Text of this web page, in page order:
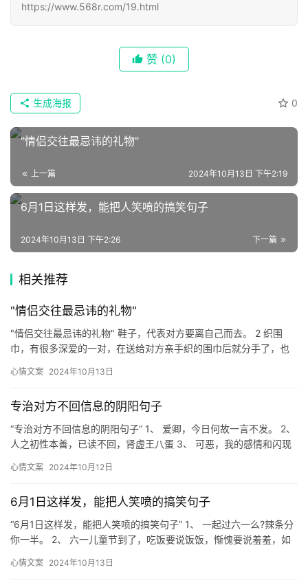
https://www.568r.com/19.html
赞 (0)
0
生成海报
"情侣交往最忌讳的礼物"
上一篇 2024年10月13日 下午2:19
6月1日这样发，能把人笑喷的搞笑句子
下一篇
2024年10月13日 下午2:26
相关推荐
"情侣交往最忌讳的礼物"
"情侣交往最忌讳的礼物" 鞋子，代表对方要离自己而去。 2 织围
巾，有很多深爱的一对，在送给对方亲手织的围巾后就分手了，也
心情文案 2024年10月13日
专治对方不回信息的阴阳句子
“专治对方不回信息的阴阳句子” 1、 爱卿，今日何故一言不发。 2、
人之初性本善，已读不回，肾虚王八蛋 3、 可恶，我的感情和闪现
心情文案 2024年10月12日
6月1日这样发，能把人笑喷的搞笑句子
“6月1日这样发，能把人笑喷的搞笑句子” 1、 一起过六一么?辣条分
你一半。 2、 六一儿童节到了，吃饭要说饭饭，惭愧要说羞羞，如
心情文案 2024年10月13日